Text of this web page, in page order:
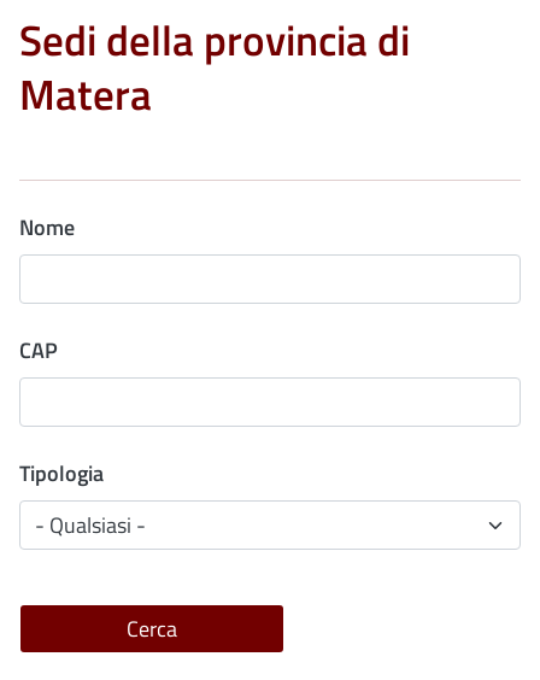
Sedi della provincia di
Matera
Nome
CAP
Tipologia